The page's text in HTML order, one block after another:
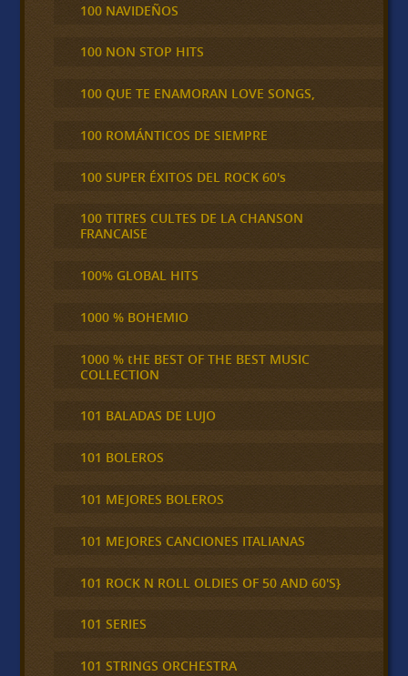
100 NAVIDEÑOS
100 NON STOP HITS
100 QUE TE ENAMORAN LOVE SONGS,
100 ROMÁNTICOS DE SIEMPRE
100 SUPER ÉXITOS DEL ROCK 60's
100 TITRES CULTES DE LA CHANSON
FRANCAISE
100% GLOBAL HITS
1000 % BOHEMIO
1000 % tHE BEST OF THE BEST MUSIC
COLLECTION
101 BALADAS DE LUJO
101 BOLEROS
101 MEJORES BOLEROS
101 MEJORES CANCIONES ITALIANAS
101 ROCK N ROLL OLDIES OF 50 AND 60'S}
101 SERIES
101 STRINGS ORCHESTRA